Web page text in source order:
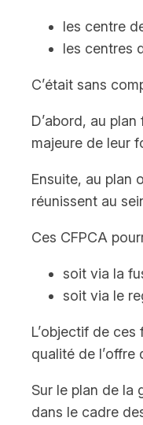
les centre
les centres
C’était sans
D’abord, au
majeure de leur
Ensuite, au plan
réunissent au
Ces CFPCA
soit via la
soit via le
L’objectif de
qualité de l’offre
Sur le plan de la
dans le cadre